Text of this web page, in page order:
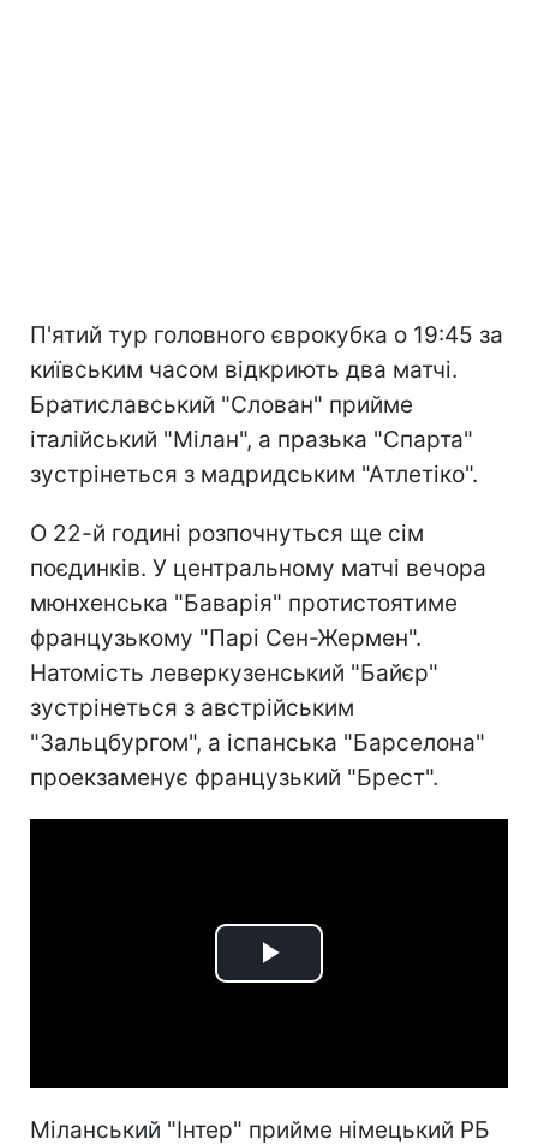
П'ятий тур головного єврокубка о 19:45 за
київським часом відкриють два матчі.
Братиславський "Слован" прийме
італійський "Мілан", а празька "Спарта"
зустрінеться з мадридським "Атлетіко".
О 22-й годині розпочнуться ще сім
поєдинків. У центральному матчі вечора
мюнхенська "Баварія" протистоятиме
французькому "Парі Сен-Жермен".
Натомість леверкузенський "Байєр"
зустрінеться з австрійським
"Зальцбургом", а іспанська "Барселона"
проекзаменує французький "Брест".
Play
Міланський "Інтер" прийме німецький РБ